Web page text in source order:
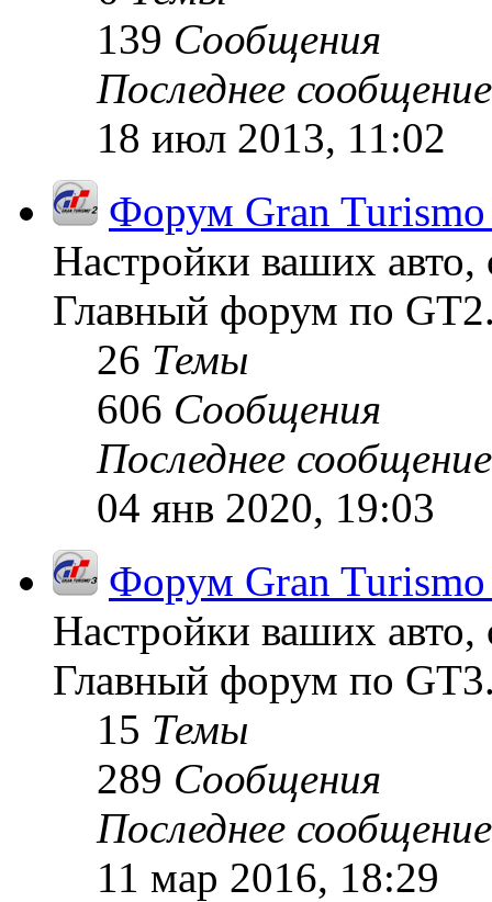
139 Сообщения
Последнее сообщение
18 июл 2013, 11:02
Форум Gran
Настройки ваших авто,
Главный форум по
26 Темы
606 Сообщения
Последнее сообщение
04 янв 2020, 19:03
Форум Gran
Настройки ваших авто,
Главный форум по
15 Темы
289 Сообщения
Последнее сообщение
11 мар 2016, 18:29